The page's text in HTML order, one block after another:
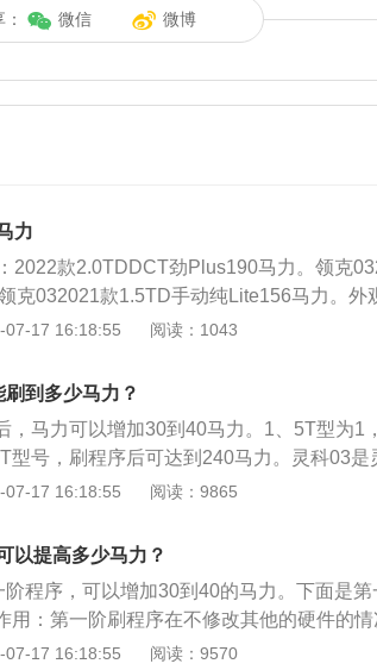
微信 微博
力
2022款2.0TDDCT劲Plus190马力。领克
克032021款1.5TD手动纯Lite156马力。外
运动包围，包括可供选装的碳纤维前唇、前
利控股集团、吉利汽车集团与沃尔沃汽车合
术、欧洲设计、全球制造、全球销售为一体
与沃尔沃汽车联合开发的CMA中级车基础
林发布；由坐落于哥德堡的吉利汽车欧洲
负责研发与设计，并将与沃尔沃汽车在中国
07-17 16:18:55 阅读：1043
到多少马力？
，马力可以增加30到40马力。1、5T型为1
型号，刷程序后可达到240马力。灵科03是
度和高度分别为4639mm（m）、1840mm
的最大功率转速为5500rpm，最大扭矩转速
直喷技术，采用铝合金缸盖。3、与此发动
涡轮增压发动机的最大扭矩为190马力和
，最大扭矩转速为1400至4000rpm
金缸盖。4、该发动机与6at变速箱匹配。凌
07-17 16:18:55 阅读：9865
以提高多少马力？
程序，可以增加30到40的马力。下面是
用：第一阶刷程序在不修改其他的硬件的
调整发动机的喷油或点火提前角等参数。它
07-17 16:18:55 阅读：9570